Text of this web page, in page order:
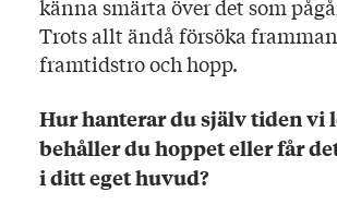
känna smärta över det som
Trots allt ändå försöka
framtidstro och hopp.
Hur hanterar du själv tiden vi
behåller du hoppet eller får
i ditt eget huvud?